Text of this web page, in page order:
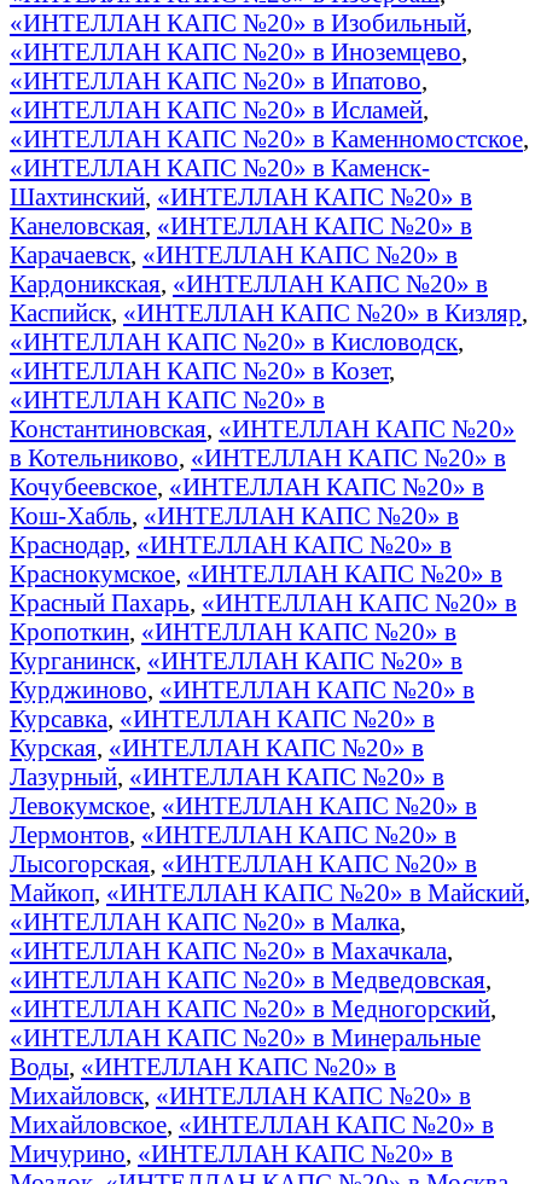
«ИНТЕЛЛАН КАПС №20» в Изобильный,
«ИНТЕЛЛАН КАПС №20» в Иноземцево,
«ИНТЕЛЛАН КАПС №20» в Ипатово,
«ИНТЕЛЛАН КАПС №20» в Исламей,
«ИНТЕЛЛАН КАПС №20» в Каменномостское,
«ИНТЕЛЛАН КАПС №20» в Каменск-
Шахтинский, «ИНТЕЛЛАН КАПС №20» в
Канеловская, «ИНТЕЛЛАН КАПС №20» в
Карачаевск, «ИНТЕЛЛАН КАПС №20» в
Кардоникская, «ИНТЕЛЛАН КАПС №20» в
Каспийск, «ИНТЕЛЛАН КАПС №20» в Кизляр,
«ИНТЕЛЛАН КАПС №20» в Кисловодск,
«ИНТЕЛЛАН КАПС №20» в Козет,
«ИНТЕЛЛАН КАПС №20» в
Константиновская, «ИНТЕЛЛАН КАПС №20»
в Котельниково, «ИНТЕЛЛАН КАПС №20» в
Кочубеевское, «ИНТЕЛЛАН КАПС №20» в
Кош-Хабль, «ИНТЕЛЛАН КАПС №20» в
Краснодар, «ИНТЕЛЛАН КАПС №20» в
Краснокумское, «ИНТЕЛЛАН КАПС №20» в
Красный Пахарь, «ИНТЕЛЛАН КАПС №20» в
Кропоткин, «ИНТЕЛЛАН КАПС №20» в
Курганинск, «ИНТЕЛЛАН КАПС №20» в
Курджиново, «ИНТЕЛЛАН КАПС №20» в
Курсавка, «ИНТЕЛЛАН КАПС №20» в
Курская, «ИНТЕЛЛАН КАПС №20» в
Лазурный, «ИНТЕЛЛАН КАПС №20» в
Левокумское, «ИНТЕЛЛАН КАПС №20» в
Лермонтов, «ИНТЕЛЛАН КАПС №20» в
Лысогорская, «ИНТЕЛЛАН КАПС №20» в
Майкоп, «ИНТЕЛЛАН КАПС №20» в Майский,
«ИНТЕЛЛАН КАПС №20» в Малка,
«ИНТЕЛЛАН КАПС №20» в Махачкала,
«ИНТЕЛЛАН КАПС №20» в Медведовская,
«ИНТЕЛЛАН КАПС №20» в Медногорский,
«ИНТЕЛЛАН КАПС №20» в Минеральные
Воды, «ИНТЕЛЛАН КАПС №20» в
Михайловск, «ИНТЕЛЛАН КАПС №20» в
Михайловское, «ИНТЕЛЛАН КАПС №20» в
Мичурино, «ИНТЕЛЛАН КАПС №20» в